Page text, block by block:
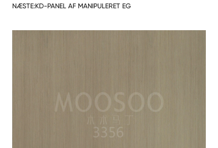
NÆSTE:KD-PANEL AF MANIPULERET EG